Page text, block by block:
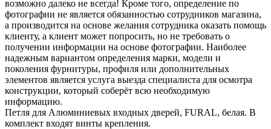
возможно далеко не всегда! Кроме того, определение по
фотографии не является обязанностью сотрудников магазина,
а производится на основе желания сотрудника оказать помощь
клиенту, а клиент может попросить, но не требовать о
получении информации на основе фотографии. Наиболее
надежным вариантом определения марки, модели и
поколения фурнитуры, профиля или дополнительных
элементов является услуга выезда специалиста для осмотра
конструкции, который соберёт всю необходимую
информацию.
Петля для Алюминиевых входных дверей, FURAL, белая. В
комплект входят винты крепления.